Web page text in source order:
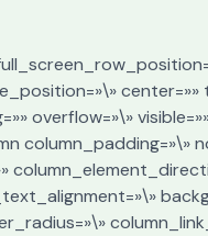
overflow=»\»